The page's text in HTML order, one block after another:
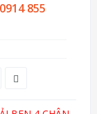
855